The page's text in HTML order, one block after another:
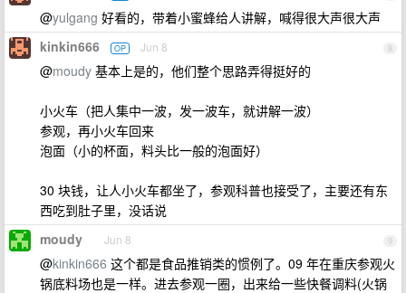
@yulgang 好看的，带着小蜜蜂给人讲解，喊得很大声很大声
8
kinkin666 OP Jun 8
@moudy 基本上是的，他们整个思路弄得挺好的
小火车（把人集中一波，发一波车，就讲解一波）
参观，再小火车回来
泡面（小的杯面，料头比一般的泡面好）
30 块钱，让人小火车都坐了，参观科普也接受了，主要还有东
西吃到肚子里，没话说
9
moudy Jun 8
@kinkin666 这个都是食品推销类的惯例了。09 年在重庆参观火
锅底料场也是一样。进去参观一圈，出来给一些快餐调料(火锅